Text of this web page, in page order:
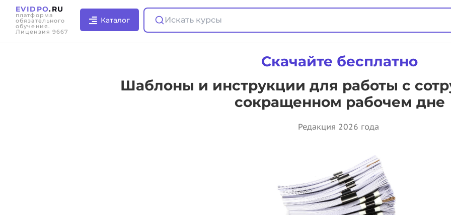
EVIDPO.RU
платформа
обязательного
обучения.
Лицензия 9667
Каталог Искать курсы
Скачайте бесплатно
Шаблоны и инструкции для работы с
сокращенном рабочем дне
Редакция 2026 года